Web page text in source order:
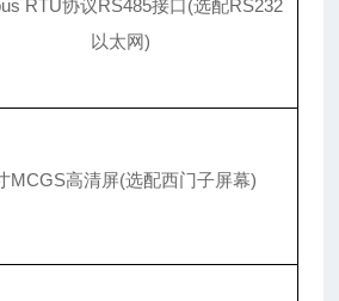
RTU协议RS485接口(选配RS232
以太网)
MCGS高清屏(选配西门子屏幕)